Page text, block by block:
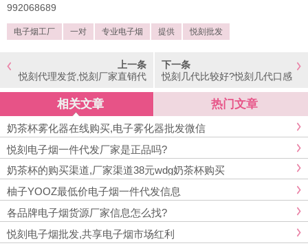
992068689
电子烟工厂 一对 专业电子烟 提供 悦刻批发
上一条
悦刻代理发货,悦刻厂家直销代
下一条
悦刻几代比较好?悦刻几代口感
相关文章 热门文章
奶茶杯雾化器在线购买,电子雾化器批发微信
悦刻电子烟一件代发厂家是正品吗?
奶茶杯的购买渠道,厂家渠道38元wdg奶茶杯购买
柚子YOOZ最低价电子烟一件代发信息
各品牌电子烟货源厂家信息怎么找?
悦刻电子烟批发,共享电子烟市场红利